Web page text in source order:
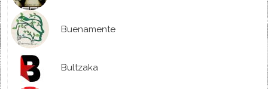
Buenamente
Bultzaka